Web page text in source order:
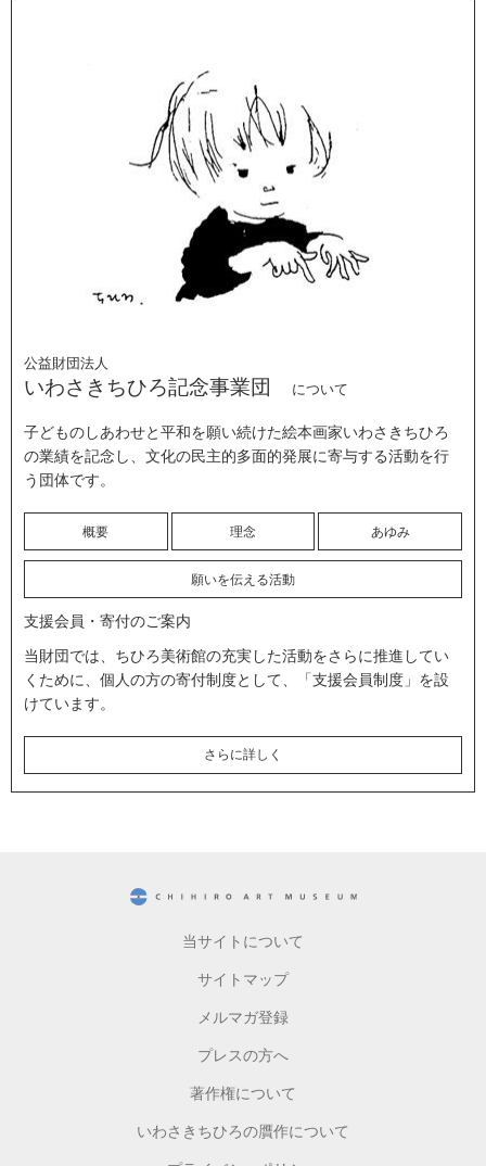
公益財団法人
いわさきちひろ記念事業団 について
子どものしあわせと平和を願い続けた絵本画家いわさきちひろ
の業績を記念し、文化の民主的多面的発展に寄与する活動を行
う団体です。
概要 理念 あゆみ
願いを伝える活動
支援会員・寄付のご案内
当財団では、ちひろ美術館の充実した活動をさらに推進してい
くために、個人の方の寄付制度として、「支援会員制度」を設
けています。
さらに詳しく
当サイトについて
サイトマップ
メルマガ登録
プレスの方へ
著作権について
いわさきちひろの贋作について